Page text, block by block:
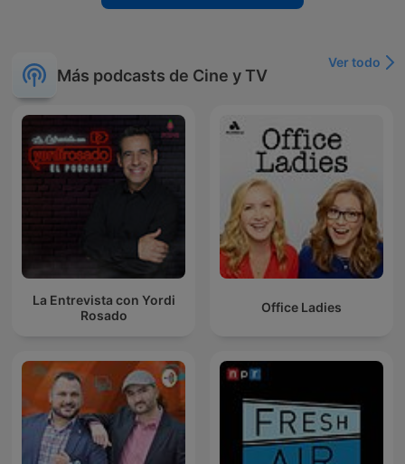
Más podcasts de Cine y TV
Ver todo
La Entrevista con Yordi
Rosado
Office Ladies